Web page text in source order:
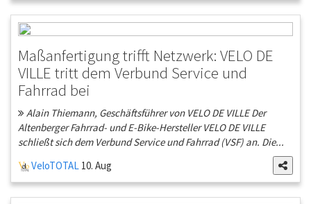
Maßanfertigung trifft Netzwerk: VELO DE
VILLE tritt dem Verbund Service und
Fahrrad bei
Alain Thiemann, Geschäftsführer von VELO DE VILLE Der
Altenberger Fahrrad- und E-Bike-Hersteller VELO DE VILLE
schließt sich dem Verbund Service und Fahrrad (VSF) an. Die...
VeloTOTAL 10. Aug